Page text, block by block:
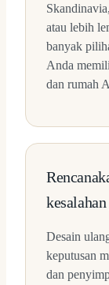
atau lebih
banyak
Anda
dan rumah
Desain
keputusan
dan